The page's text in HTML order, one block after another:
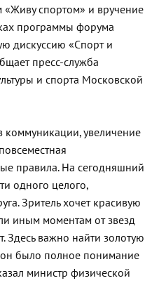
«Живу спортом» и вручение
программы форума
дискуссию «Спорт и
пресс-служба
и спорта Московской
коммуникации, увеличение
правила. На сегодняшний
одного целого,
Зритель хочет красивую
иным моментам от звезд
Здесь важно найти золотую
было полное понимание
министр физической